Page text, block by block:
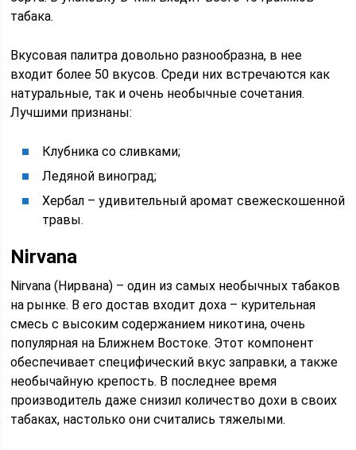
табака.
Вкусовая палитра довольно разнообразна, в нее
входит более 50 вкусов. Среди них встречаются как
натуральные, так и очень необычные сочетания.
Лучшими признаны:
Клубника со сливками;
Ледяной виноград;
Хербал – удивительный аромат свежескошенной
травы.
Nirvana
Nirvana (Нирвана) – один из самых необычных табаков
на рынке. В его достав входит доха – курительная
смесь с высоким содержанием никотина, очень
популярная на Ближнем Востоке. Этот компонент
обеспечивает специфический вкус заправки, а также
необычайную крепость. В последнее время
производитель даже снизил количество дохи в своих
табаках, настолько они считались тяжелыми.